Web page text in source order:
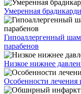
Умеренная
Гипоаллергенный
парабенов
Низкое нижнее
Особенности лечения